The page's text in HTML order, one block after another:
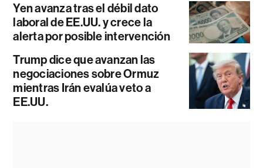
Yen avanza tras el débil dato
laboral de EE.UU. y crece la
alerta por posible intervención
Trump dice que avanzan las
negociaciones sobre Ormuz
mientras Irán evalúa veto a
EE.UU.